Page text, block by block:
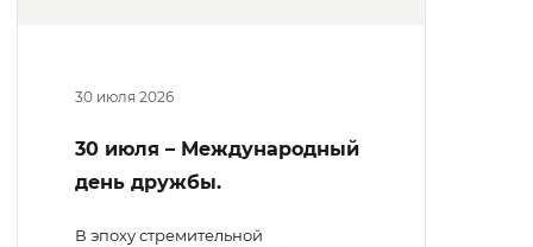
30 июля 2026
30 июля – Международный
день дружбы.
В эпоху стремительной